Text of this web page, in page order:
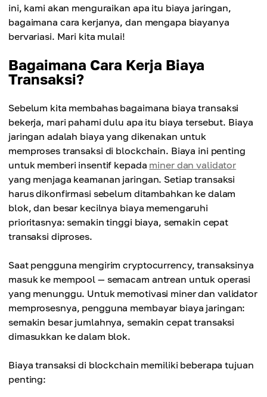
ini, kami akan menguraikan apa itu biaya jaringan,
bagaimana cara kerjanya, dan mengapa biayanya
bervariasi. Mari kita mulai!
Bagaimana Cara Kerja Biaya
Transaksi?
Sebelum kita membahas bagaimana biaya transaksi
bekerja, mari pahami dulu apa itu biaya tersebut. Biaya
jaringan adalah biaya yang dikenakan untuk
memproses transaksi di blockchain. Biaya ini penting
untuk memberi insentif kepada miner dan validator
yang menjaga keamanan jaringan. Setiap transaksi
harus dikonfirmasi sebelum ditambahkan ke dalam
blok, dan besar kecilnya biaya memengaruhi
prioritasnya: semakin tinggi biaya, semakin cepat
transaksi diproses.
Saat pengguna mengirim cryptocurrency, transaksinya
masuk ke mempool — semacam antrean untuk operasi
yang menunggu. Untuk memotivasi miner dan validator
memprosesnya, pengguna membayar biaya jaringan:
semakin besar jumlahnya, semakin cepat transaksi
dimasukkan ke dalam blok.
Biaya transaksi di blockchain memiliki beberapa tujuan
penting: